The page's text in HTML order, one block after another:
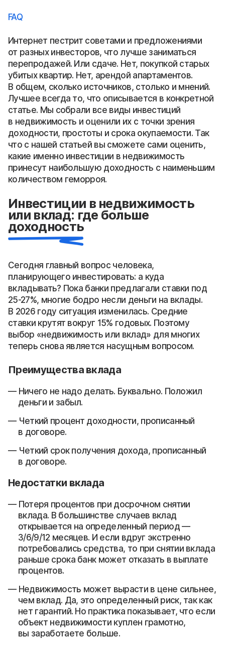
FAQ
Интернет пестрит советами и предложениями
от разных инвесторов, что лучше заниматься
перепродажей. Или сдаче. Нет, покупкой старых
убитых квартир. Нет, арендой апартаментов.
В общем, сколько источников, столько и мнений.
Лучшее всегда то, что описывается в конкретной
статье. Мы собрали все виды инвестиций
в недвижимость и оценили их с точки зрения
доходности, простоты и срока окупаемости. Так
что с нашей статьей вы сможете сами оценить,
какие именно инвестиции в недвижимость
принесут наибольшую доходность с наименьшим
количеством геморроя.
Инвестиции в недвижимость
или вклад: где больше
доходность
Сегодня главный вопрос человека,
планирующего инвестировать: а куда
вкладывать? Пока банки предлагали ставки под
25-27%, многие бодро несли деньги на вклады.
В 2026 году ситуация изменилась. Средние
ставки крутят вокруг 15% годовых. Поэтому
выбор «недвижимость или вклад» для многих
теперь снова является насущным вопросом.
Преимущества вклада
Ничего не надо делать. Буквально. Положил
деньги и забыл.
Четкий процент доходности, прописанный
в договоре.
Четкий срок получения дохода, прописанный
в договоре.
Недостатки вклада
Потеря процентов при досрочном снятии
вклада. В большинстве случаев вклад
открывается на определенный период —
3/6/9/12 месяцев. И если вдруг экстренно
потребовались средства, то при снятии вклада
раньше срока банк может отказать в выплате
процентов.
Недвижимость может вырасти в цене сильнее,
чем вклад. Да, это определенный риск, так как
нет гарантий. Но практика показывает, что если
объект недвижимости куплен грамотно,
вы заработаете больше.